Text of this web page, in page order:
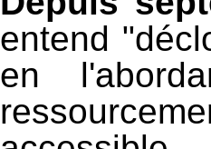
entend
en